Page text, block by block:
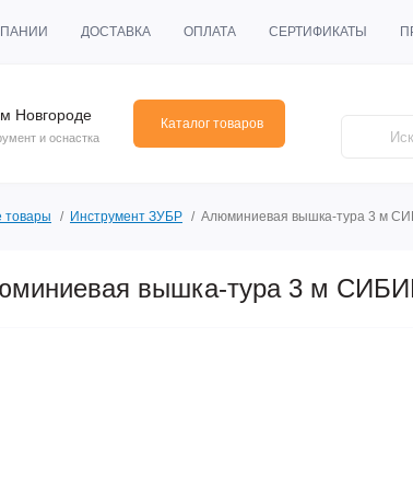
ДОСТАВКА ОПЛАТА СЕРТИФИКАТЫ
и оснастка
Каталог товаров
товары Инструмент ЗУБР Алюминиевая вышка-тура 3 м
вышка-тура 3 м